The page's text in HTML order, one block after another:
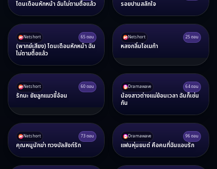
โดนเดือนหักหน้า ฉันไม่ตามตื๊อแล้ว รอยปานสลักใจ
Netshort 65 ตอน
(พากย์เสียง) โดนเดือนหักหน้า ฉัน
ไม่ตามตื๊อแล้ว
Netshort 25 ตอน
หลงกลิ่นโอเมก้า
Netshort 60 ตอน
รักนะ ยัยลูกแมวขี้อ้อน
Dramawave 64ตอน
น้องสาวต่างแม่ย้อนเวลา ฉันก็เช่น
กัน
Netshort 73 ตอน
คุณหนูนักฆ่า ทวงบัลลังก์รัก
Dramawave 96 ตอน
แฟนหุ่นยนต์ คือคนที่ฉันแอบรัก